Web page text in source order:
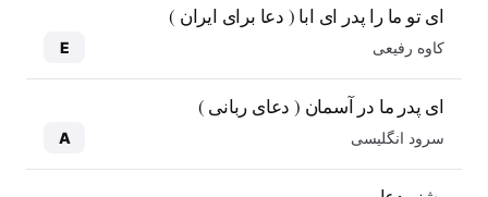
ای تو ما را پدر ای ابا ( دعا برای ایران )
کاوه رفیعی E
ای پدر ما در آسمان ( دعای ربانی )
سرود انگلیسی A